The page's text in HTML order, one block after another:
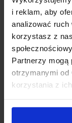
i reklam, aby
analizować
korzystasz z
Partnerzy mogą
otrzymanymi od
korzystania z ich